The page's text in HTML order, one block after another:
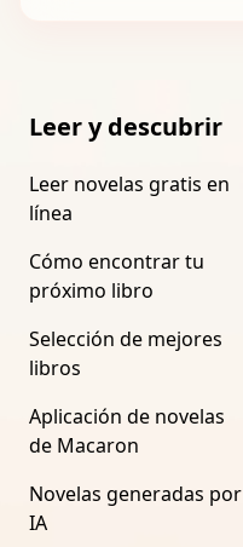
Leer y descubrir
Leer novelas gratis en
línea
Cómo encontrar tu
próximo libro
Selección de mejores
libros
Aplicación de novelas
de Macaron
Novelas generadas por
IA